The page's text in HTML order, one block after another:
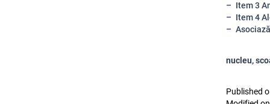
Item 3
Item 4
Asociază
nucleu,
Published